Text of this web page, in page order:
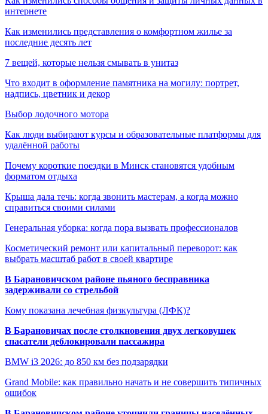
интернете
Как изменились представления о комфортном жилье за
последние десять лет
7 вещей, которые нельзя смывать в унитаз
Что входит в оформление памятника на могилу: портрет,
надпись, цветник и декор
Выбор лодочного мотора
Как люди выбирают курсы и образовательные платформы для
удалённой работы
Почему короткие поездки в Минск становятся удобным
форматом отдыха
Крыша дала течь: когда звонить мастерам, а когда можно
справиться своими силами
Генеральная уборка: когда пора вызвать профессионалов
Косметический ремонт или капитальный переворот: как
выбрать масштаб работ в своей квартире
В Барановичском районе пьяного бесправника
задерживали со стрельбой
Кому показана лечебная физкультура (ЛФК)?
В Барановичах после столкновения двух легковушек
спасатели деблокировали пассажира
BMW i3 2026: до 850 км без подзарядки
Grand Mobile: как правильно начать и не совершить типичных
ошибок